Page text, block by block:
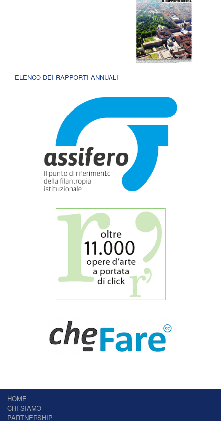
ELENCO DEI RAPPORTI ANNUALI
HOME
CHI SIAMO
PARTNERSHIP